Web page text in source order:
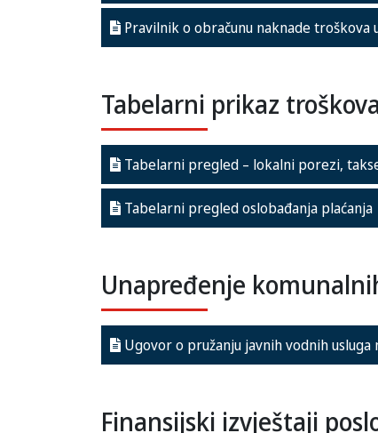
Pravilnik o obračunu naknade
Tabelarni prikaz
Tabelarni pregled – lokalni porezi,
Tabelarni pregled oslobađanja plaćanja
Unapređenje
Ugovor o pružanju javnih vodnih
Finansijski izvještaji